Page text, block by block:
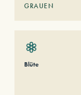
GRAUEN
Blüte